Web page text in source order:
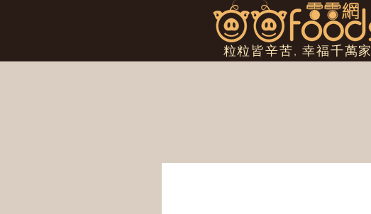
粒粒皆辛苦, 幸福千萬家